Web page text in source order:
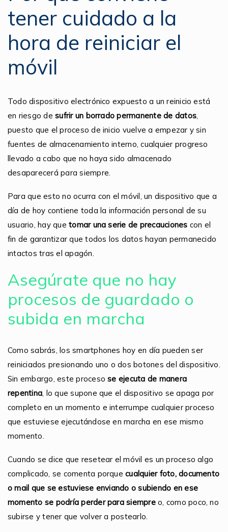
tener cuidado a la
hora de reiniciar el
móvil
Todo dispositivo electrónico expuesto a un reinicio está
en riesgo de sufrir un borrado permanente de datos
puesto que el proceso de inicio vuelve a empezar y sin
fuentes de almacenamiento interno, cualquier progreso
llevado a cabo que no haya sido almacenado
desaparecerá para siempre.
Para que esto no ocurra con el móvil, un dispositivo que a
día de hoy contiene toda la información personal de su
usuario, hay quetomar una serie de precauciones con el
fin de garantizar que todos los datos hayan permanecido
intactos tras el apagón.
Asegúrate que no hay
procesos de guardado o
subida en marcha
Como sabrás, los smartphones hoy en día pueden ser
reiniciados presionando uno o dos botones del dispositivo.
Sin embargo, este procesose ejecuta de manera
repentina , lo que supone que el dispositivo se apaga por
completo en un momento e interrumpe cualquier proceso
que estuviese ejecutándose en marcha en ese mismo
momento.
Cuando se dice que resetear el móvil es un proceso algo
complicado, se comenta porquecualquier foto, documento
o mail que se estuviese enviando o subiendo en ese
momento se podría perder para siempreo, como poco, no
subirse y tener que volver a postearlo.